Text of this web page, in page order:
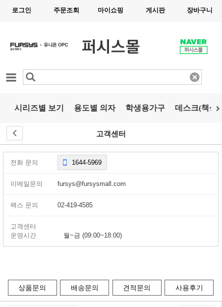
로그인 주문조회 마이쇼핑 게시판 장바구니
카테고리
시리즈별 보기 용도별 의자 학생용가구 데스크(책상)
고객센터
전화 문의 1644-5969
이메일문의 fursys@fursysmall.com
팩스 문의 02-419-4585
고객센터
운영시간
월~금 (09:00~18:00)
상품문의 배송문의 견적문의 사용후기